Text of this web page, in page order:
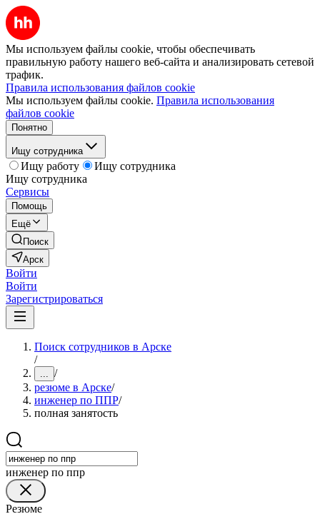
Мы используем файлы cookie, чтобы обеспечивать
правильную работу нашего веб-сайта и анализировать сетевой
трафик.
Правила использования файлов cookie
Мы используем файлы cookie. Правила использования
файлов cookie
Понятно
Ищу сотрудника
Ищу работу
Ищу сотрудника
Ищу сотрудника
Сервисы
Помощь
Ещё
Поиск
Арск
Войти
Войти
Зарегистрироваться
Поиск сотрудников в Арске
/
... /
резюме в Арске/
инженер по ППР/
полная занятость
инженер по ппр
Резюме